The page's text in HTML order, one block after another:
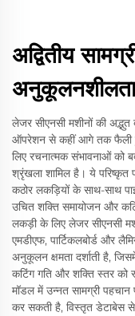
अद्वितीय
अनुकूलनशीलता
लेजर सीएनसी मशीनों की
ऑपरेशन से कहीं आगे तक फैली
लिए रचनात्मक संभावनाओं को
श्रृंखला शामिल है। ये
कठोर लकड़ियों के साथ-साथ
उचित शक्ति समायोजन और
लकड़ी के लिए लेजर सीएनसी
एमडीएफ, पार्टिकलबोर्ड और
अनुकूलन क्षमता दर्शाती है,
कटिंग गति और शक्ति स्तर को
मॉडल में उन्नत सामग्री पहचान
कर सकती है, विस्तृत डेटाबेस